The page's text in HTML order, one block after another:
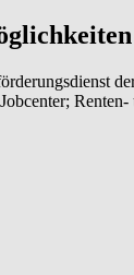
Renten-